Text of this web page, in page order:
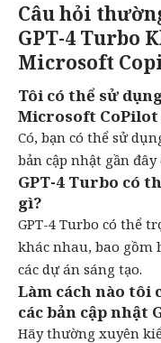
Câu hỏi
GPT-4 Turbo
Microsoft
Tôi có thể sử
Microsoft
Có, bạn có thể sử
bản cập nhật gần
GPT-4 Turbo có
gì?
GPT-4 Turbo có thể
khác nhau, bao
các dự án sáng tạo.
Làm cách nào tôi
các bản cập nhật
Hãy thường xuyên